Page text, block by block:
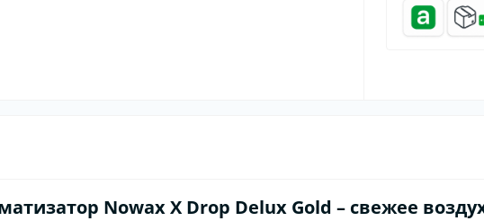
Nowax X Drop Delux Gold – свежее